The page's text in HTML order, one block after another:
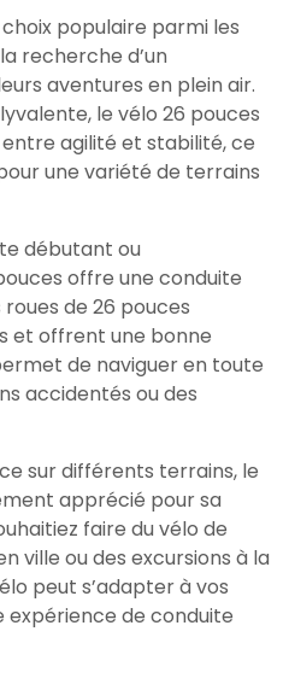
populaire parmi les
recherche d’un
aventures en plein air.
le vélo 26 pouces
agilité et stabilité, ce
une variété de terrains
débutant ou
offre une conduite
de 26 pouces
et offrent une bonne
de naviguer en toute
accidentés ou des
sur différents terrains, le
apprécié pour sa
faire du vélo de
ville ou des excursions à la
peut s’adapter à vos
expérience de conduite